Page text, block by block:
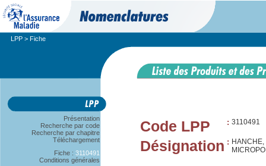
LPP > Fiche
Présentation
Recherche par code
Recherche par chapitre
Téléchargement
Fiche : 3110491
Conditions générales
Code LPP : 3110491
Désignation :